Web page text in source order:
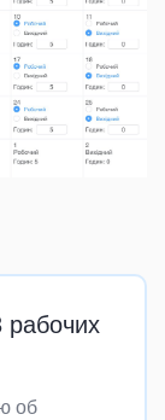
рабочих
об